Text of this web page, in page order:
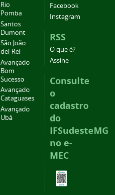
Rio
Pomba
Santos
Dumont
São João
del-Rei
Avançado
Bom
Sucesso
Avançado
Cataguases
Avançado
Ubá
Facebook
Instagram
RSS
O que é?
Assine
Consulte
o
cadastro
do
IFSudesteMG
no e-
MEC